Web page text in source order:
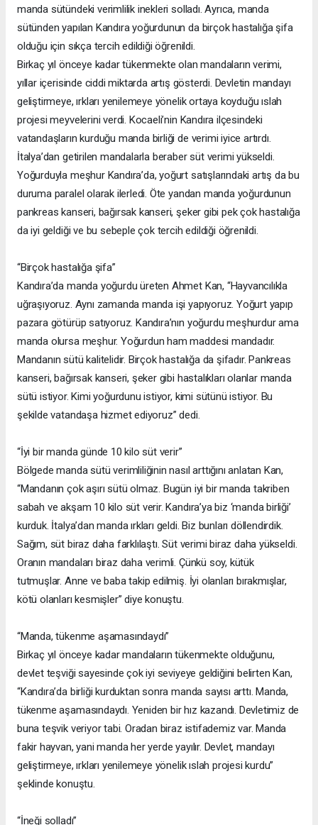
manda sütündeki verimlilik inekleri solladı. Ayrıca, manda
sütünden yapılan Kandıra yoğurdunun da birçok hastalığa şifa
olduğu için sıkça tercih edildiği öğrenildi.
Birkaç yıl önceye kadar tükenmekte olan mandaların verimi,
yıllar içerisinde ciddi miktarda artış gösterdi. Devletin mandayı
geliştirmeye, ırkları yenilemeye yönelik ortaya koyduğu ıslah
projesi meyvelerini verdi. Kocaeli’nin Kandıra ilçesindeki
vatandaşların kurduğu manda birliği de verimi iyice artırdı.
İtalya’dan getirilen mandalarla beraber süt verimi yükseldi.
Yoğurduyla meşhur Kandıra’da, yoğurt satışlarındaki artış da bu
duruma paralel olarak ilerledi. Öte yandan manda yoğurdunun
pankreas kanseri, bağırsak kanseri, şeker gibi pek çok hastalığa
da iyi geldiği ve bu sebeple çok tercih edildiği öğrenildi.
“Birçok hastalığa şifa”
Kandıra’da manda yoğurdu üreten Ahmet Kan, “Hayvancılıkla
uğraşıyoruz. Aynı zamanda manda işi yapıyoruz. Yoğurt yapıp
pazara götürüp satıyoruz. Kandıra’nın yoğurdu meşhurdur ama
manda olursa meşhur. Yoğurdun ham maddesi mandadır.
Mandanın sütü kalitelidir. Birçok hastalığa da şifadır. Pankreas
kanseri, bağırsak kanseri, şeker gibi hastalıkları olanlar manda
sütü istiyor. Kimi yoğurdunu istiyor, kimi sütünü istiyor. Bu
şekilde vatandaşa hizmet ediyoruz” dedi.
“İyi bir manda günde 10 kilo süt verir”
Bölgede manda sütü verimliliğinin nasıl arttığını anlatan Kan,
“Mandanın çok aşırı sütü olmaz. Bugün iyi bir manda takriben
sabah ve akşam 10 kilo süt verir. Kandıra’ya biz ‘manda birliği’
kurduk. İtalya’dan manda ırkları geldi. Biz bunları döllendirdik.
Sağım, süt biraz daha farklılaştı. Süt verimi biraz daha yükseldi.
Oranın mandaları biraz daha verimli. Çünkü soy, kütük
tutmuşlar. Anne ve baba takip edilmiş. İyi olanları bırakmışlar,
kötü olanları kesmişler” diye konuştu.
“Manda, tükenme aşamasındaydı”
Birkaç yıl önceye kadar mandaların tükenmekte olduğunu,
devlet teşviği sayesinde çok iyi seviyeye geldiğini belirten Kan,
“Kandıra’da birliği kurduktan sonra manda sayısı arttı. Manda,
tükenme aşamasındaydı. Yeniden bir hız kazandı. Devletimiz de
buna teşvik veriyor tabi. Oradan biraz istifademiz var. Manda
fakir hayvan, yani manda her yerde yayılır. Devlet, mandayı
geliştirmeye, ırkları yenilemeye yönelik ıslah projesi kurdu”
şeklinde konuştu.
“İneği solladı”